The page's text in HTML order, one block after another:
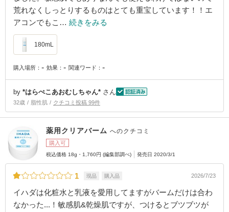
荒れなくしっとりするものはとても重宝しています！！エ
アコンでもこ… 続きをみる
180mL
購入場所： - 効果： - 関連ワード： -
by *はらぺこあおむしちゃん* さん
32歳 脂性肌 クチコミ投稿 99件
薬用クリアバーム へのクチコミ
購入可
税込価格 18g・1,760円 (編集部調べ) 発売日 2020/3/1
1 現品 購入品 2026/7/23
イハダは化粧水と乳液を愛用してますがバームだけは合わ
なかった...！敏感肌&乾燥肌ですが、つけるとブツブツが